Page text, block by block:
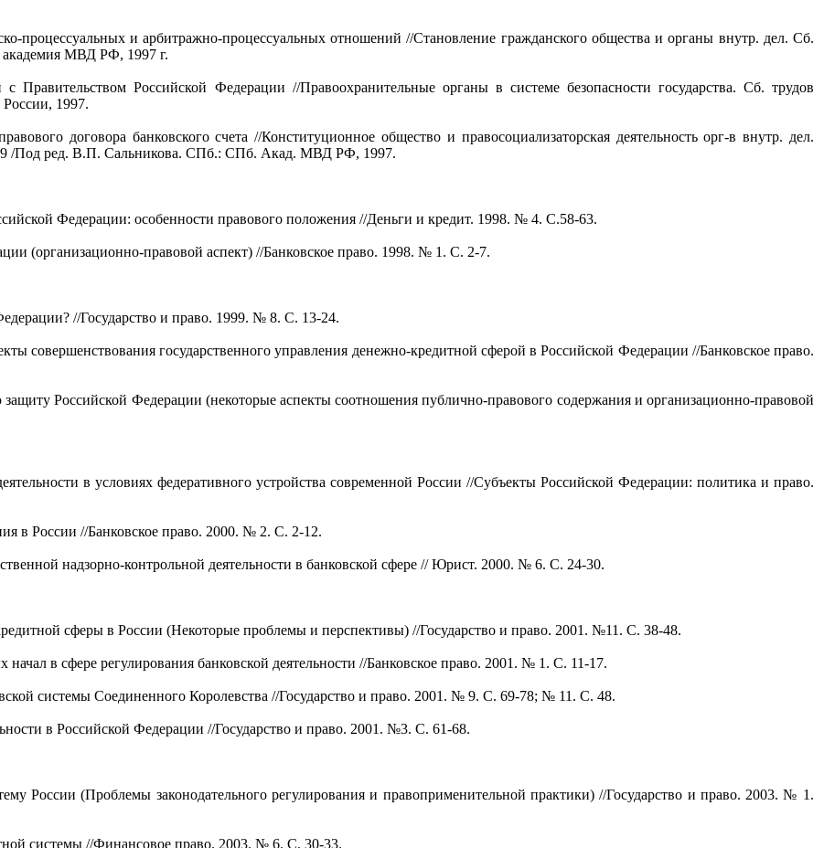
процессуальных и арбитражно-процессуальных отношений //Становление гражданского общества и органы внутр. дел. Сб.
МВД РФ, 1997 г.
Российской Федерации //Правоохранительные органы в системе безопасности государства. Сб. трудов
1997.
договора банковского счета //Конституционное общество и правосоциализаторская деятельность орг-в внутр. дел.
9 /Под ред. В.П. Сальникова. СПб.: СПб. Акад. МВД РФ, 1997.
Федерации: особенности правового положения //Деньги и кредит. 1998. № 4. С.58-63.
(организационно-правовой аспект) //Банковское право. 1998. № 1. С. 2-7.
//Государство и право. 1999. № 8. С. 13-24.
совершенствования государственного управления денежно-кредитной сферой в Российской Федерации //Банковское право.
Российской Федерации (некоторые аспекты соотношения публично-правового содержания и организационно-правовой
в условиях федеративного устройства современной России //Субъекты Российской Федерации: политика и право.
в России //Банковское право. 2000. № 2. С. 2-12.
надзорно-контрольной деятельности в банковской сфере // Юрист. 2000. № 6. С. 24-30.
сферы в России (Некоторые проблемы и перспективы) //Государство и право. 2001. №11. С. 38-48.
в сфере регулирования банковской деятельности //Банковское право. 2001. № 1. С. 11-17.
системы Соединенного Королевства //Государство и право. 2001. № 9. С. 69-78; № 11. С. 48.
в Российской Федерации //Государство и право. 2001. №3. С. 61-68.
России (Проблемы законодательного регулирования и правоприменительной практики) //Государство и право. 2003. № 1.
системы //Финансовое право. 2003. № 6. С. 30-33.